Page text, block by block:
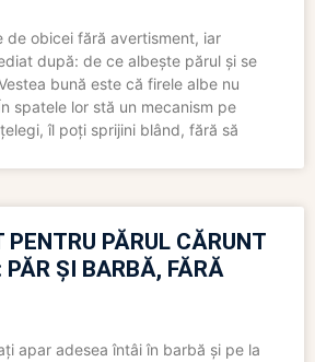
de obicei fără avertisment, iar
după: de ce albește părul și se
bună este că firele albe nu
spatele lor stă un mecanism pe
îl poți sprijini blând, fără să
PĂRUL CĂRUNT
ȘI BARBĂ, FĂRĂ
apar adesea întâi în barbă și pe la